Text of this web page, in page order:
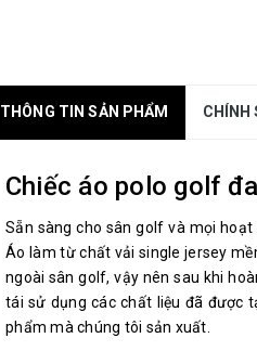
THÔNG TIN SẢN PHẨM CHÍNH
Chiếc áo polo golf
Sẵn sàng cho sân golf và mọi
Áo làm từ chất vải single jersey
ngoài sân golf, vậy nên sau khi
tái sử dụng các chất liệu đã được
phẩm mà chúng tôi sản xuất.